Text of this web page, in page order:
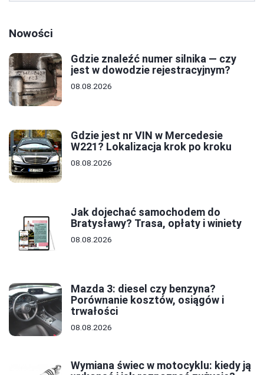
Nowości
Gdzie znaleźć numer silnika — czy
jest w dowodzie rejestracyjnym?
08.08.2026
Gdzie jest nr VIN w Mercedesie
W221? Lokalizacja krok po kroku
08.08.2026
Jak dojechać samochodem do
Bratysławy? Trasa, opłaty i winiety
08.08.2026
Mazda 3: diesel czy benzyna?
Porównanie kosztów, osiągów i
trwałości
08.08.2026
Wymiana świec w motocyklu: kiedy ją